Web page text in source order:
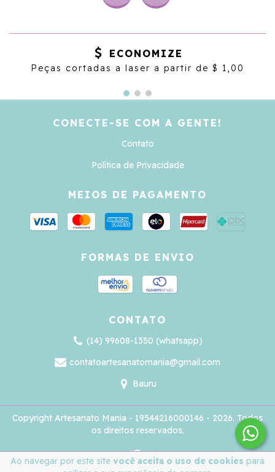
Ao navegar por este site você aceita o uso de cookies para
ECONOMIZE
Peças cortadas a laser a partir de $ 1,00
CONECTE-SE COM A GENTE!
Contato
Política de Privacidade
MEIOS DE PAGAMENTO
FORMAS DE ENVIO
CONTATO
(14) 99608-1350 (whatsapp)
contatoartesanatomania@gmail.com
Bauru
Copyright Artesanato Mania - 19544216000146 - 2026. Todos
os direitos reservados.